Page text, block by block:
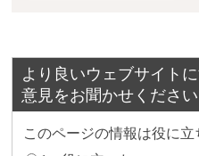
より良いウェブサイト
意見をお聞かせください
このページの情報は役に立